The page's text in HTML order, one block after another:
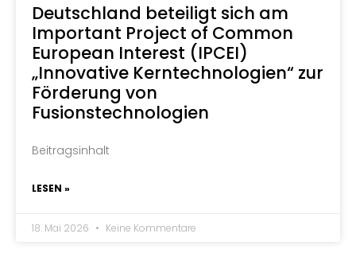
Deutschland beteiligt sich am
Important Project of Common
European Interest (IPCEI)
„Innovative Kerntechnologien“ zur
Förderung von
Fusionstechnologien
Beitragsinhalt
LESEN »
18. Mai 2026 Keine Kommentare